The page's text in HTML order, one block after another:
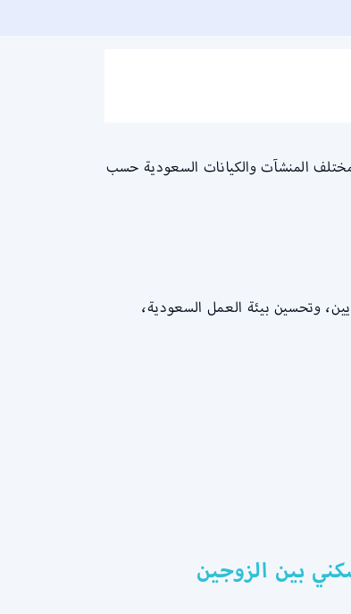
التي قامت وزارة الموارد البشرية والتنمية الاجتماعية بتدشينه عام 2017م، لتقييم مختلف المنشآت والكيانات السعودية حسب
وتحسين بيئة العمل السعودية،
بين الزوجين